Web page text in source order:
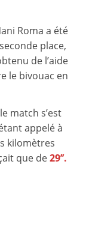
Roma a été
place,
de l’aide
le bivouac en
match s’est
appelé à
kilomètres
que de29’’.